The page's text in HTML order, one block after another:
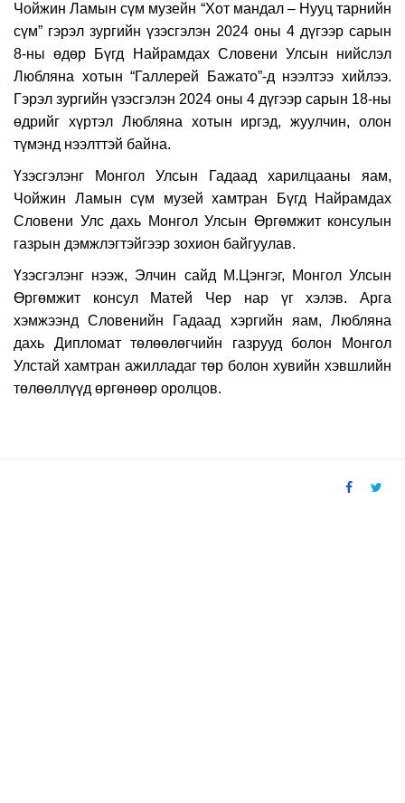
Чойжин Ламын сүм музейн “Хот мандал – Нууц тарнийн
сүм” гэрэл зургийн үзэсгэлэн 2024 оны 4 дүгээр сарын
8-ны өдөр Бүгд Найрамдах Словени Улсын нийслэл
Любляна хотын “Галлерей Бажато”-д нээлтээ хийлээ.
Гэрэл зургийн үзэсгэлэн 2024 оны 4 дүгээр сарын 18-ны
өдрийг хүртэл Любляна хотын иргэд, жуулчин, олон
түмэнд нээлттэй байна.
Үзэсгэлэнг Монгол Улсын Гадаад харилцааны яам,
Чойжин Ламын сүм музей хамтран Бүгд Найрамдах
Словени Улс дахь Монгол Улсын Өргөмжит консулын
газрын дэмжлэгтэйгээр зохион байгуулав.
Үзэсгэлэнг нээж, Элчин сайд М.Цэнгэг, Монгол Улсын
Өргөмжит консул Матей Чер нар үг хэлэв. Арга
хэмжээнд Словенийн Гадаад хэргийн яам, Любляна
дахь Дипломат төлөөлөгчийн газрууд болон Монгол
Улстай хамтран ажилладаг төр болон хувийн хэвшлийн
төлөөллүүд өргөнөөр оролцов.